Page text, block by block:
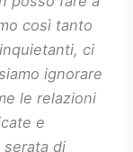
così tanto
ci
ignorare
le relazioni
e
serata di